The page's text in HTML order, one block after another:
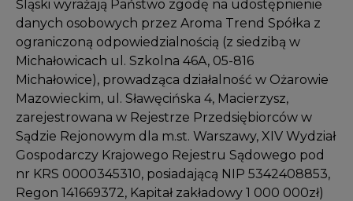
Śląski wyrażają Państwo zgodę na udostępnienie
danych osobowych przez Aroma Trend Spółka z
ograniczoną odpowiedzialnością (z siedzibą w
Michałowicach ul. Szkolna 46A, 05-816
Michałowice), prowadząca działalność w Ożarowie
Mazowieckim, ul. Sławęcińska 4, Macierzysz,
zarejestrowana w Rejestrze Przedsiębiorców w
Sądzie Rejonowym dla m.st. Warszawy, XIV Wydział
Gospodarczy Krajowego Rejestru Sądowego pod
nr KRS 0000345310, posiadającą NIP 5342408853,
Regon 141669372, Kapitał zakładowy 1 000 000zł)